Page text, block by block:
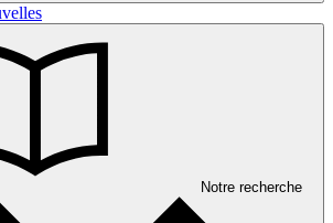
Notre recherche